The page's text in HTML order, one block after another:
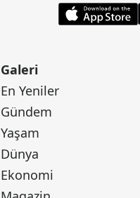
Galeri
En Yeniler
Gündem
Yaşam
Dünya
Ekonomi